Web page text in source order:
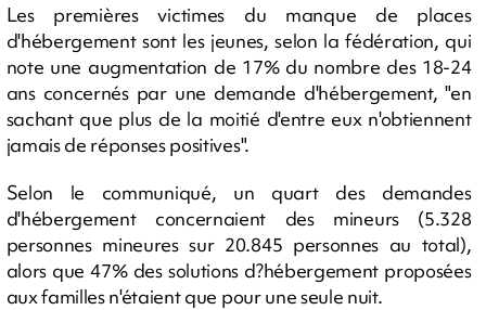
Les premières victimes du manque de places
d'hébergement sont les jeunes, selon la fédération, qui
note une augmentation de 17% du nombre des 18-24
ans concernés par une demande d'hébergement, "en
sachant que plus de la moitié d'entre eux n'obtiennent
jamais de réponses positives".
Selon le communiqué, un quart des demandes
d'hébergement concernaient des mineurs (5.328
personnes mineures sur 20.845 personnes au total),
alors que 47% des solutions d?hébergement proposées
aux familles n'étaient que pour une seule nuit.